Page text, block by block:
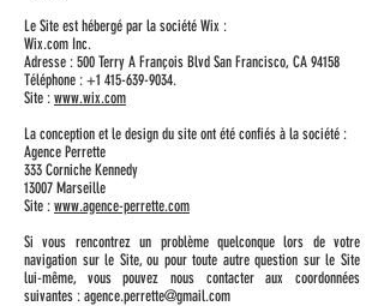
Le Site est hébergé par la société Wix :
Wix.com Inc.
Adresse : 500 Terry A François Blvd San Francisco, CA 94158
Téléphone : +1 415-639-9034.
Site : www.wix.com
La conception et le design du site ont été confiés à la société :
Agence Perrette
333 Corniche Kennedy
13007 Marseille
Site : www.agence-perrette.com
Si vous rencontrez un problème quelconque lors de votre
navigation sur le Site, ou pour toute autre question sur le Site
lui-même, vous pouvez nous contacter aux coordonnées
suivantes : agence.perrette@gmail.com